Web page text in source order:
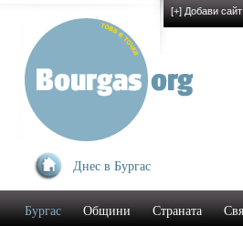
Днес в Бургас
Бургас Общини Страната
[+] Добави сайт